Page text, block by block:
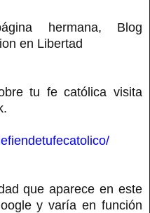
hermana, Blog
en Libertad
tu fe católica visita
que aparece en este
y varía en función